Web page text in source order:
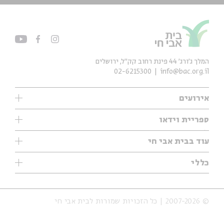
אירועים
אנגלית
נוער
סדרות
אירועי עבר
ספריית וידאו
עיון
מיוחדים
עוד בבית אבי חי
כללי
אודות
הצהרת נגישות
המלך ג'ורג' 44 פינת רחוב קק״ל, ירושלים
info@bac.org.il
02-6215300
© 2007-2026 | כל הזכויות שמורות לבית אבי חי